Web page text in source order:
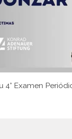
4° Examen